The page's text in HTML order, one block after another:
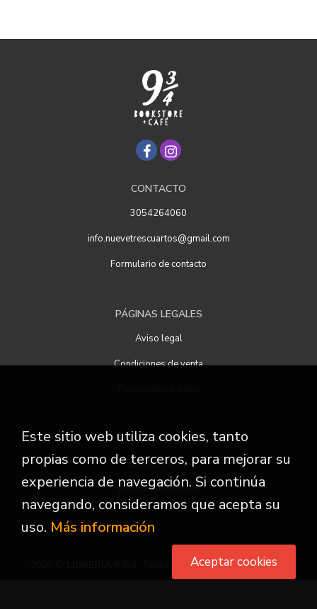
CONTACTO
3054264060
info.nuevetrescuartos@gmail.com
Formulario de contacto
PÁGINAS LEGALES
Aviso legal
Condiciones de venta
ATENCIÓN AL CLIENTE
Quiénes somos
Pedidos especiales
. Todos los Derechos Reservados
Este sitio web utiliza cookies, tanto
propias como de terceros, para mejorar su
experiencia de navegación. Si continúa
navegando, consideramos que acepta su
uso. Más información
Aceptar cookies